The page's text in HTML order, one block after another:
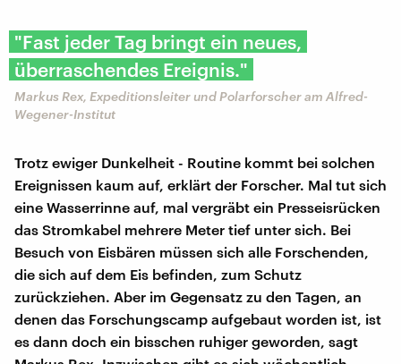
"Fast jeder Tag bringt ein neues,
überraschendes Ereignis."
Markus Rex, Expeditionsleiter und Polarforscher am Alfred-
Wegener-Institut
Trotz ewiger Dunkelheit - Routine kommt bei solchen
Ereignissen kaum auf, erklärt der Forscher. Mal tut sich
eine Wasserrinne auf, mal vergräbt ein Presseisrücken
das Stromkabel mehrere Meter tief unter sich. Bei
Besuch von Eisbären müssen sich alle Forschenden,
die sich auf dem Eis befinden, zum Schutz
zurückziehen. Aber im Gegensatz zu den Tagen, an
denen das Forschungscamp aufgebaut worden ist, ist
es dann doch ein bisschen ruhiger geworden, sagt